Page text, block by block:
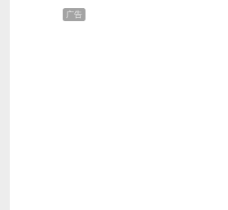
广告